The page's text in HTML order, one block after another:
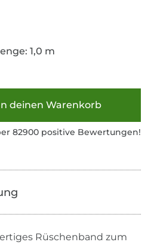
1,0 m
deinen Warenkorb
82900 positive Bewertungen!
Rüschenband zum